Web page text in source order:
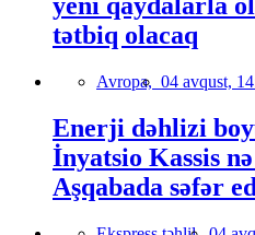
tətbiq olacaq
Avropa, 04 avqust,
Enerji dəhlizi
İnyatsio Kassis
Aşqabada səfər